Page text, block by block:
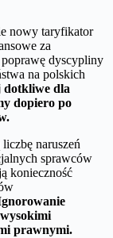
nowy taryfikator
za
dyscypliny
na polskich
dotkliwe dla
dopiero po
naruszeń
sprawców
konieczność
prawnymi.